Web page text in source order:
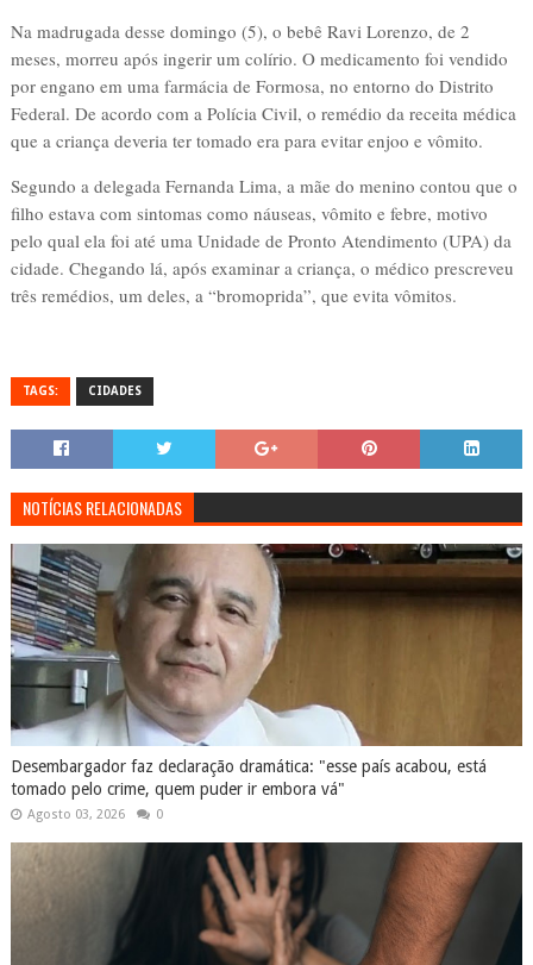
Na madrugada desse domingo (5), o bebê Ravi Lorenzo, de 2
meses, morreu após ingerir um colírio. O medicamento foi vendido
por engano em uma farmácia de Formosa, no entorno do Distrito
Federal. De acordo com a Polícia Civil, o remédio da receita médica
que a criança deveria ter tomado era para evitar enjoo e vômito.
Segundo a delegada Fernanda Lima, a mãe do menino contou que o
filho estava com sintomas como náuseas, vômito e febre, motivo
pelo qual ela foi até uma Unidade de Pronto Atendimento (UPA) da
cidade. Chegando lá, após examinar a criança, o médico prescreveu
três remédios, um deles, a “bromoprida”, que evita vômitos.
TAGS: CIDADES
NOTÍCIAS RELACIONADAS
Desembargador faz declaração dramática: "esse país acabou, está
tomado pelo crime, quem puder ir embora vá"
Agosto 03, 2026 0